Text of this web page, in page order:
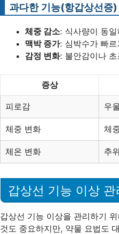
과다한 기능(항갑상선증)
체중 감소: 식사량이 동
맥박 증가: 심박수가 빠
감정 변화: 불안감이나
증상
피로감 우
체중 변화 체
체온 변화 추
갑상선 기능 이상 관
갑상선 기능 이상을 관리하기
것도 중요하지만, 약물 요법도